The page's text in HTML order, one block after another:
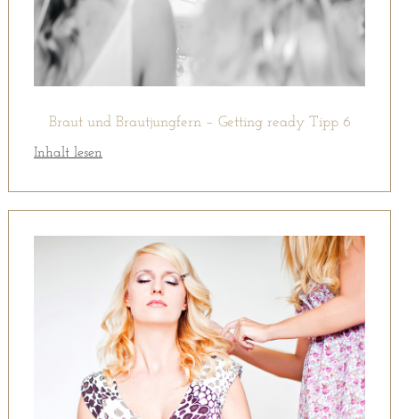
Braut und Brautjungfern – Getting ready Tipp 6
Inhalt lesen